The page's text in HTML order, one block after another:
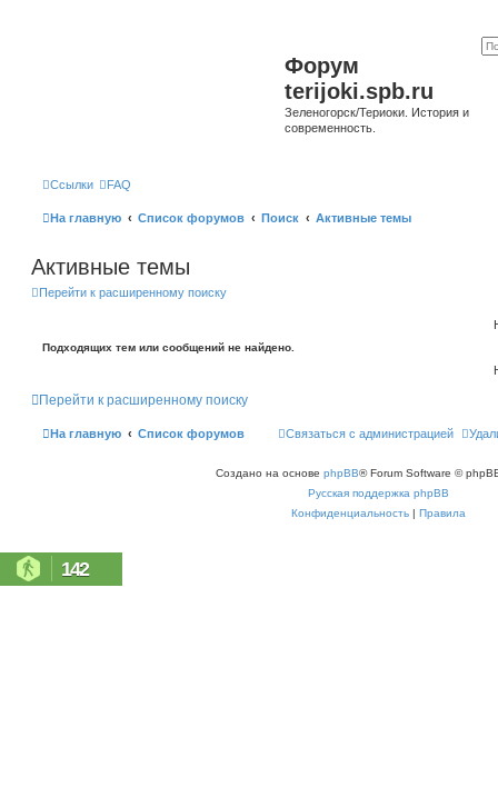
Форум
terijoki.spb.ru
Зеленогорск/Териоки. История и
современность.
Ссылки FAQ
На главную Список форумов Поиск Активные темы
Активные темы
Перейти к расширенному поиску
Подходящих тем или сообщений не найдено.
Перейти к расширенному поиску
На главную Список форумов Связаться с администрацией
Создано на основе phpBB® Forum Software ©
Русская поддержка phpBB
Конфиденциальность | Правила
142